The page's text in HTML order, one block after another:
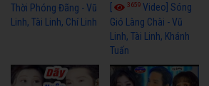
Thời Phóng Đãng - Vũ
Linh, Tài Linh, Chí Linh
3659Video] Sóng
Gió Làng Chài - Vũ
Linh, Tài Linh, Khánh
Tuấn